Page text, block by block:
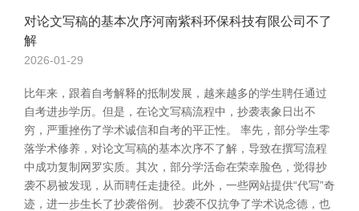
对论文写稿的基本次序河南紫科环保科技有限公司不了
解
2026-01-29
比年来，跟着自考解释的抵制发展，越来越多的学生聘任通过
自考进步学历。但是，在论文写稿流程中，抄袭表象日出不
穷，严重挫伤了学术诚信和自考的平正性。 率先，部分学生零
落学术修养，对论文写稿的基本次序不了解，导致在撰写流程
中成功复制网罗实质。其次，部分学活命在荣幸脸色，觉得抄
袭不易被发现，从而聘任走捷径。此外，一些网站提供“代写”奇
迹，进一步生长了抄袭俗例。 抄袭不仅抗争了学术说念德，也